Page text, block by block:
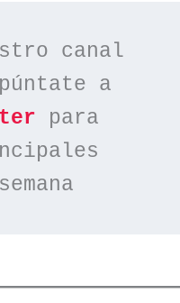
canal
a
para